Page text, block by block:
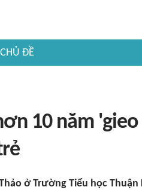
CHỦ ĐỀ
10 năm
ở Trường Tiểu học